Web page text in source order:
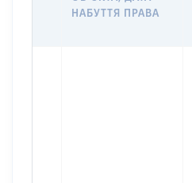
НАБУТТЯ ПРАВА